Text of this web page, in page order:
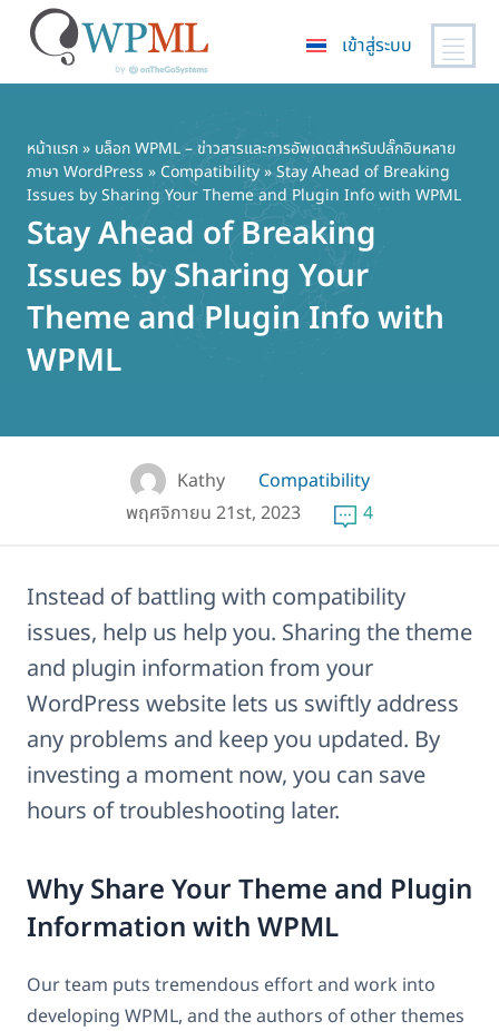
เนื้อหา
หลัก
เข้าสู่ระบบ
หน้าแรก» บล็อก WPML – ข่าวสารและการอัพเดตสำหรับปลั๊กอินหลาย
ภาษา WordPress » Compatibility» Stay Ahead of Breaking
Issues by Sharing Your Theme and Plugin Info with WPML
Stay Ahead of Breaking
Issues by Sharing Your
Theme and Plugin Info with
WPML
Kathy
Compatibility
พฤศจิกายน 21st, 2023
4
Instead of battling with compatibility
issues, help us help you. Sharing the theme
and plugin information from your
WordPress website lets us swiftly address
any problems and keep you updated. By
investing a moment now, you can save
hours of troubleshooting later.
Why Share Your Theme and Plugin
Information with WPML
Our team puts tremendous effort and work into
developing WPML, and the authors of other themes